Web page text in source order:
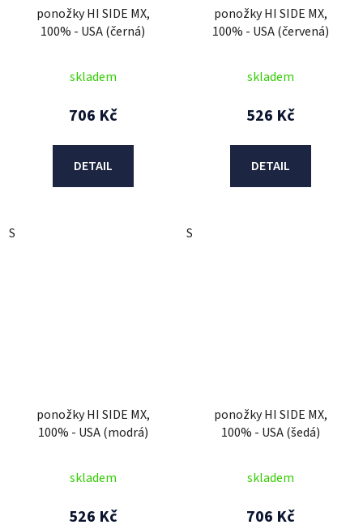
ponožky HI SIDE MX,
100% - USA (černá)
skladem
706 Kč
DETAIL
S
ponožky HI SIDE MX,
100% - USA (červená)
skladem
526 Kč
DETAIL
S
ponožky HI SIDE MX,
100% - USA (modrá)
skladem
526 Kč
ponožky HI SIDE MX,
100% - USA (šedá)
skladem
706 Kč